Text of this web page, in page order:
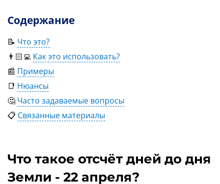
Содержание
📝 Что это?
👨🏻‍💻 Как это использовать?
📰 Примеры
📑 Нюансы
🤔 Часто задаваемые вопросы
📋 Связанные материалы
Что такое отсчёт дней до дня
Земли - 22 апреля?